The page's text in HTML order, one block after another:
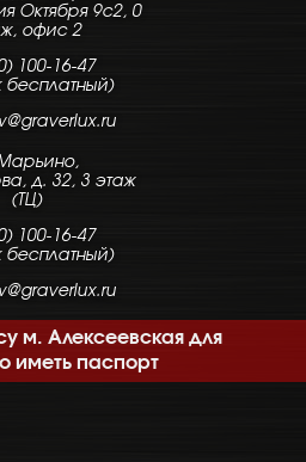
Октября 9с2, 0
офис 2
100-16-47
бесплатный)
д. 32, 3 этаж
(ТЦ)
100-16-47
бесплатный)
м. Алексеевская для
иметь паспорт